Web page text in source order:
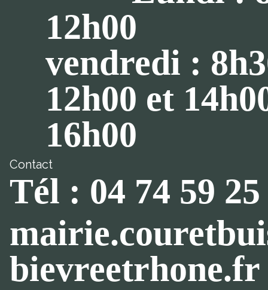
12h00
vendredi :
12h00 et
16h00
Contact
Tél : 04 74 59 25
bievreetrhone.fr